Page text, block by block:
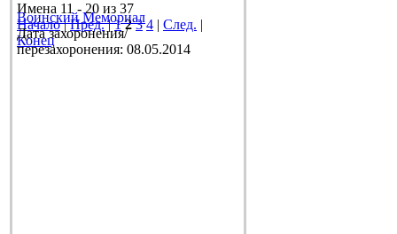
Имена 11 - 20 из 37
Начало|Пред.|1 2 3 4 | След. |
Конец
Воинский Мемориал
Дата захоронения/
перезахоронения: 08.05.2014